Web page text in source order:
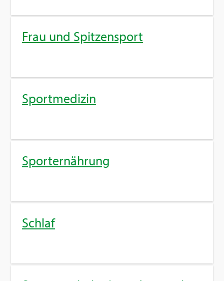
Frau und Spit­zen­sport
Sport­me­di­zin
Sport­er­näh­rung
Schlaf